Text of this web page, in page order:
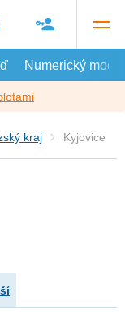
Numerický model
kraj Kyjovice